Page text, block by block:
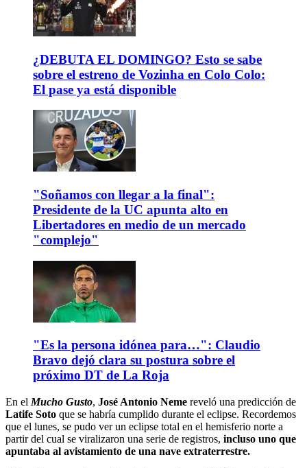
¿DEBUTA EL DOMINGO? Esto se sabe
sobre el estreno de Vozinha en Colo Colo:
El pase ya está disponible
"Soñamos con llegar a la final":
Presidente de la UC apunta alto en
Libertadores en medio de un mercado
"complejo"
"Es la persona idónea para…": Claudio
Bravo dejó clara su postura sobre el
próximo DT de La Roja
En el Mucho Gusto, José Antonio Neme reveló una predicción de
Latife Soto que se habría cumplido durante el eclipse. Recordemos
que el lunes, se pudo ver un eclipse total en el hemisferio norte a
partir del cual se viralizaron una serie de registros, incluso uno que
apuntaba al avistamiento de una nave extraterrestre.